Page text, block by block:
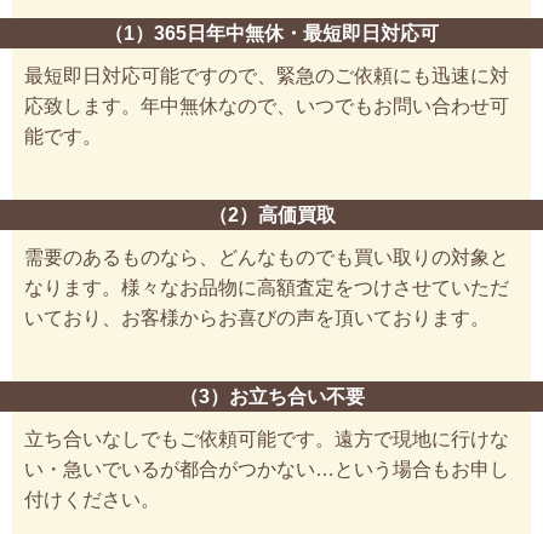
（1）365日年中無休・最短即日対応可
最短即日対応可能ですので、緊急のご依頼にも迅速に対
応致します。年中無休なので、いつでもお問い合わせ可
能です。
（2）高価買取
需要のあるものなら、どんなものでも買い取りの対象と
なります。様々なお品物に高額査定をつけさせていただ
いており、お客様からお喜びの声を頂いております。
（3）お立ち合い不要
立ち合いなしでもご依頼可能です。遠方で現地に行けな
い・急いでいるが都合がつかない…という場合もお申し
付けください。